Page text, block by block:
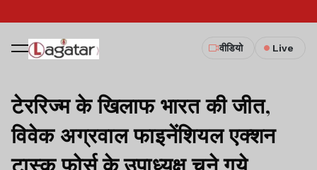
वीडियो Live
टेररिज्म के खिलाफ भारत की जीत,
विवेक अग्रवाल फाइनेंशियल एक्शन
टास्क फोर्स के उपाध्यक्ष चुने गये